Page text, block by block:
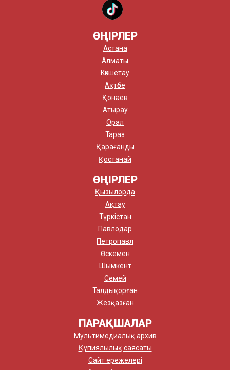
ӨҢІРЛЕР
Астана
Алматы
Көкшетау
Ақтөбе
Қонаев
Атырау
Орал
Тараз
Қарағанды
Қостанай
ӨҢІРЛЕР
Қызылорда
Ақтау
Түркістан
Павлодар
Петропавл
Өскемен
Шымкент
Семей
Талдықорған
Жезқазған
ПАРАҚШАЛАР
Мультимедиалық архив
Құпиялылық саясаты
Сайт ережелері